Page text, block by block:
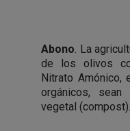
Abono. La
de los olivos
Nitrato Amónico,
orgánicos,
vegetal (compost).